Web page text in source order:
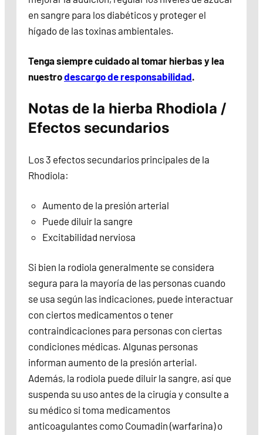
en sangre para los diabéticos y proteger el
hígado de las toxinas ambientales.
Tenga siempre cuidado al tomar hierbas y lea
nuestrodescargo de responsabilidad.
Notas de la hierba Rhodiola /
Efectos secundarios
Los 3 efectos secundarios principales de la
Rhodiola:
Aumento de la presión arterial
Puede diluir la sangre
Excitabilidad nerviosa
Si bien la rodiola generalmente se considera
segura para la mayoría de las personas cuando
se usa según las indicaciones, puede interactuar
con ciertos medicamentos o tener
contraindicaciones para personas con ciertas
condiciones médicas. Algunas personas
informan aumento de la presión arterial.
Además, la rodiola puede diluir la sangre, así que
suspenda su uso antes de la cirugía y consulte a
su médico si toma medicamentos
anticoagulantes como Coumadin (warfarina) o